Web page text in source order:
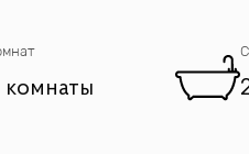
и памятник Петру
комнаты